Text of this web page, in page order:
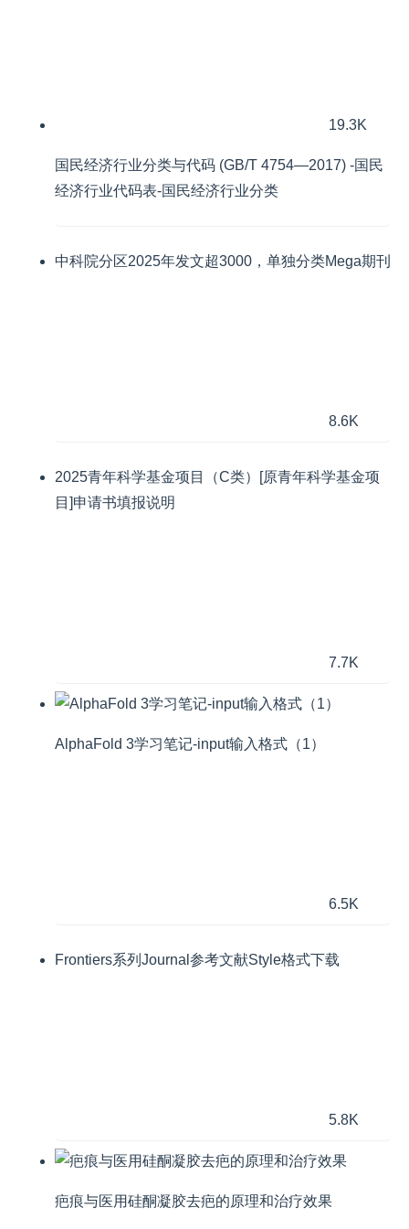
19.3K
国民经济行业分类与代码 (GB/T 4754—2017) -国民
经济行业代码表-国民经济行业分类
中科院分区2025年发文超3000，单独分类Mega期刊
8.6K
2025青年科学基金项目（C类）[原青年科学基金项
目]申请书填报说明
7.7K
AlphaFold 3学习笔记-input输入格式（1）
6.5K
Frontiers系列Journal参考文献Style格式下载
5.8K
疤痕与医用硅酮凝胶去疤的原理和治疗效果